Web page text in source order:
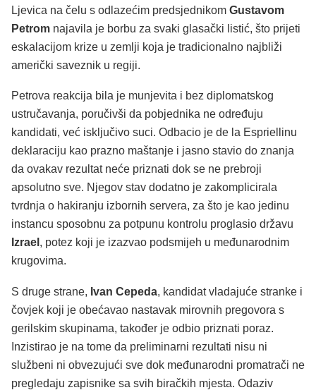
Ljevica na čelu s odlazećim predsjednikom Gustavom
Petrom najavila je borbu za svaki glasački listić, što prijeti
eskalacijom krize u zemlji koja je tradicionalno najbliži
američki saveznik u regiji.
Petrova reakcija bila je munjevita i bez diplomatskog
ustručavanja, poručivši da pobjednika ne određuju
kandidati, već isključivo suci. Odbacio je de la Espriellinu
deklaraciju kao prazno maštanje i jasno stavio do znanja
da ovakav rezultat neće priznati dok se ne prebroji
apsolutno sve. Njegov stav dodatno je zakomplicirala
tvrdnja o hakiranju izbornih servera, za što je kao jedinu
instancu sposobnu za potpunu kontrolu proglasio državu
Izrael , potez koji je izazvao podsmijeh u međunarodnim
krugovima.
S druge strane, Ivan Cepeda, kandidat vladajuće stranke i
čovjek koji je obećavao nastavak mirovnih pregovora s
gerilskim skupinama, također je odbio priznati poraz.
Inzistirao je na tome da preliminarni rezultati nisu ni
službeni ni obvezujući sve dok međunarodni promatrači ne
pregledaju zapisnike sa svih biračkih mjesta. Odaziv